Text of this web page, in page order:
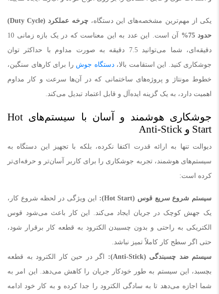
یکی از مهم‌ترین مشخصه‌های این دستگاه،چرخه عملکرد (Duty Cycle)
حدود 75
%
آن است. این عدد به این معناست که در یک بازه زمانی 10
دقیقه‌ای، شما می‌توانید 7.5 دقیقه به صورت مداوم با حداکثر توان
جوشکاری کنید. این استقامت بالا،دستگاه جوش را برای کارهای سنگین،
خطوط مونتاژ و پروژه‌های ساختمانی که در آن‌ها سرعت و کار مداوم
اهمیت دارد، به یک گزینه ایده‌آل و قابل اعتماد تبدیل می‌کند.
جوشکاری هوشمند و آسان با سیستم‌های Hot
Start و Anti-Stick
دیوالت تنها به ارائه قدرت اکتفا نکرده، بلکه با تجهیز این دستگاه به
سیستم‌های هوشمند، تجربه جوشکاری را برای کاربر آسان‌تر و حرفه‌ای‌تر
کرده است:
سیستم شروع سریع قوس (Hot Start)
: این ویژگی در لحظه شروع کار،
یک جهش کوچک در جریان ایجاد می‌کند. این کار باعث می‌شود قوس
الکتریکی به راحتی و بدون چسبیدن الکترود به قطعه کار برقرار شود،
حتی اگر سطح کار کاملاً تمیز نباشد.
سیستم ضد چسبندگی (Anti-Stick)
: اگر در حین کار الکترود به قطعه
بچسبد، این سیستم به طور خودکار جریان را کاهش می‌دهد. این امر به
شما اجازه می‌دهد تا به سادگی الکترود را جدا کرده و به کار خود ادامه